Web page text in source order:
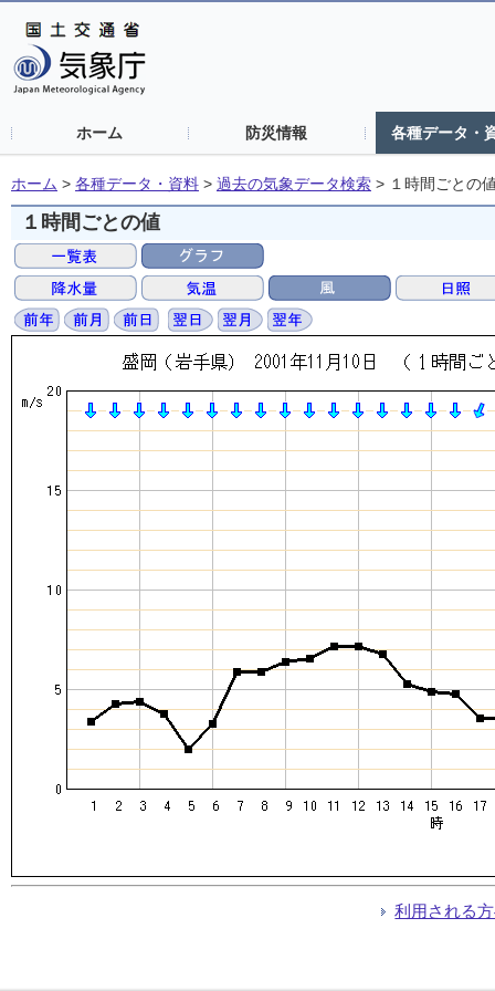
ホーム 防災情報 各種データ・
ホーム > 各種データ・資料 > 過去の気象データ検索 > １時間ごとの
１時間ごとの値
利用される